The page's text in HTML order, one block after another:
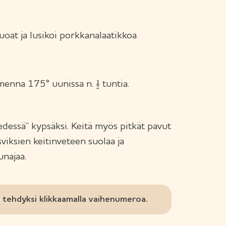
ja lusikoi porkkanalaatikkoa
175° uunissa n. ½ tuntia.
kypsäksi. Keitä myös pitkät pavut
keitinveteen suolaa ja
klikkaamalla vaihenumeroa.